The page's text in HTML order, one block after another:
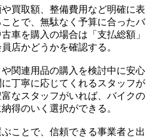
買取額、整備費用など明確に表
とで、無駄なく予算に合ったバ
車を購入の場合は「支払総額」
店かどうかを確認する。
関連用品の購入を検討中に安心
丁寧に応じてくれるスタッフが
なスタッフがいれば、バイクの
得のいく選択ができる。
ことで、信頼できる事業者と出